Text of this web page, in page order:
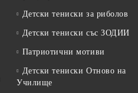
Детски тениски за риболов
Детски тениски със ЗОДИИ
Патриотични мотиви
Детски тениски Отново на
Училище